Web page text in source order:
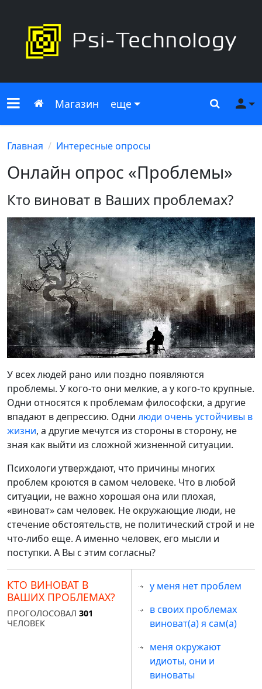
Меню сайта
Главная
Магазин еще Поиск
Главная Интересные опросы
Онлайн опрос «Проблемы»
Кто виноват в Ваших проблемах?
У всех людей рано или поздно появляются
проблемы. У кого-то они мелкие, а у кого-то крупные.
Одни относятся к проблемам философски, а другие
впадают в депрессию. Одни люди очень устойчивы в
жизни, а другие мечутся из стороны в сторону, не
зная как выйти из сложной жизненной ситуации.
Психологи утверждают, что причины многих
проблем кроются в самом человеке. Что в любой
ситуации, не важно хорошая она или плохая,
«виноват» сам человек. Не окружающие люди, не
стечение обстоятельств, не политический строй и не
что-либо еще. А именно человек, его мысли и
поступки. А Вы с этим согласны?
КТО ВИНОВАТ В
ВАШИХ ПРОБЛЕМАХ?
ПРОГОЛОСОВАЛ 301
ЧЕЛОВЕК
у меня нет проблем
в своих проблемах
виноват(а) я сам(а)
меня окружают
идиоты, они и
виноваты